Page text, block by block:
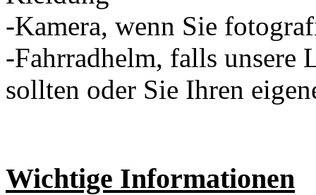
-Kamera, wenn Sie
-Fahrradhelm, falls unsere
sollten oder Sie Ihren
Wichtige Informationen